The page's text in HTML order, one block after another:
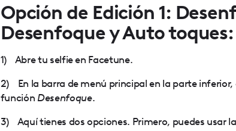
Opción de Edición 1:
Desenfoque y Auto toques:
1) Abre tu selfie en Facetune.
2) En la barra de menú principal en la parte
función Desenfoque.
3) Aquí tienes dos opciones. Primero, puedes usar